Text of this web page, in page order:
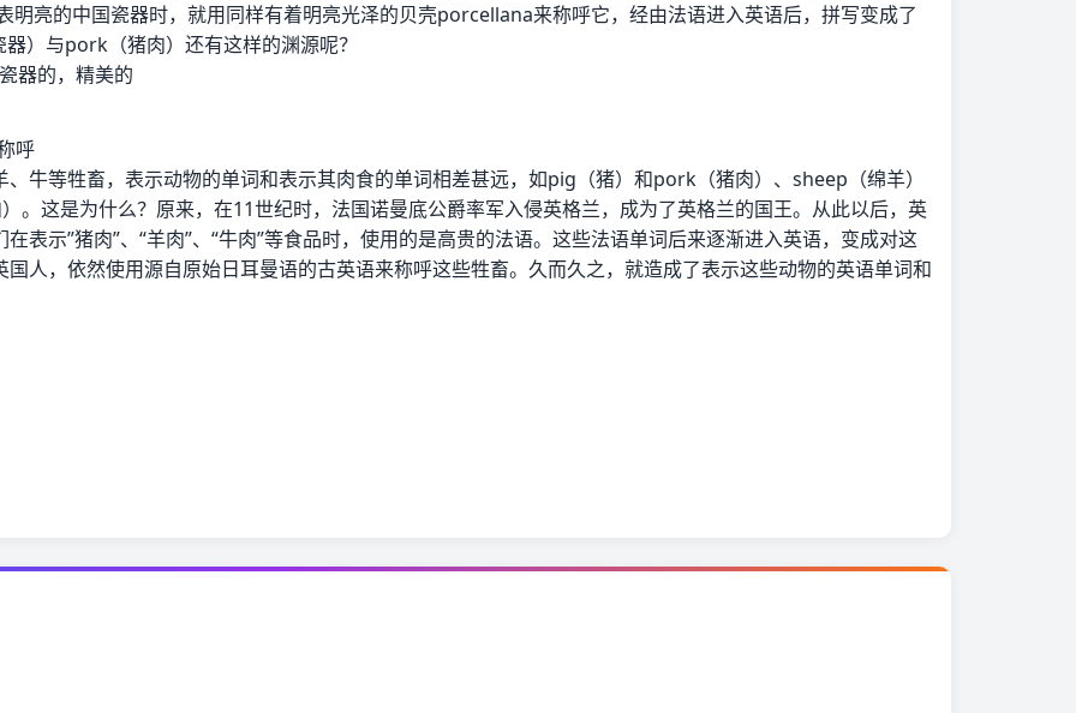
亮的中国瓷器时，就用同样有着明亮光泽的贝壳porcellana来称呼它，经由法语进入英语后，拼写变成了
）与pork（猪肉）还有这样的渊源呢？
器的，精美的
呼
牛等牲畜，表示动物的单词和表示其肉食的单词相差甚远，如pig（猪）和pork（猪肉）、sheep（绵羊）
这是为什么？原来，在11世纪时，法国诺曼底公爵率军入侵英格兰，成为了英格兰的国王。从此以后，英
表示”猪肉”、“羊肉”、“牛肉”等食品时，使用的是高贵的法语。这些法语单词后来逐渐进入英语，变成对这
人，依然使用源自原始日耳曼语的古英语来称呼这些牲畜。久而久之，就造成了表示这些动物的英语单词和